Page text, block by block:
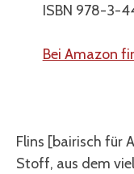
ISBN 978-3-
Bei Amazon
Flins [bairisch für
Stoff, aus dem